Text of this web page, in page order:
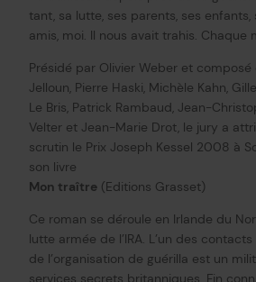
tant, sa lutte, ses parents, ses enfants,
amis, moi. Il nous avait trahis. Chaque
Présidé par Olivier Weber et composé
Jelloun, Pierre Haski, Michèle Kahn,
Le Bris, Patrick Rambaud, Jean-
Velter et Jean-Marie Drot, le jury a
scrutin le Prix Joseph Kessel 2008 à
son livre
Mon traître (Editions Grasset)
Ce roman se déroule en Irlande du
lutte armée de l’IRA. L’un des
de l’organisation de guérilla est un
services secrets britanniques. Fin